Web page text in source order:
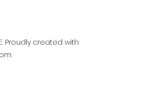
Proudly created with